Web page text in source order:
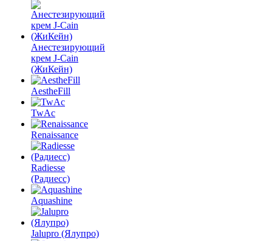
Анестезирующий
крем J-Cain
(ЖиКейн)
AestheFill
TwAc
Renaissance
Radiesse
(Радиесс)
Aquashine
Jalupro (Ялупро)